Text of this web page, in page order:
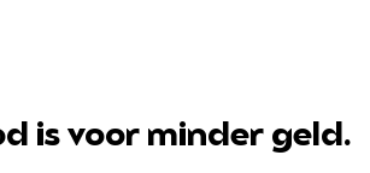
is voor minder geld.